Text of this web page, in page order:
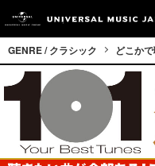
GENRE / クラシック どこか